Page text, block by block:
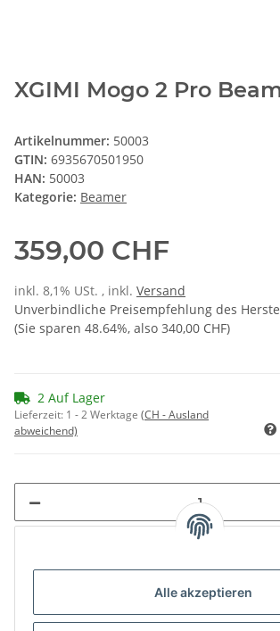
Alle akzeptieren
XGIMI Mogo 2 Pro
Artikelnummer: 50003
GTIN: 6935670501950
HAN: 50003
Kategorie: Beamer
359,00 CHF
inkl. 8,1% USt. , inkl. Versand
Unverbindliche Preisempfehlung des
(Sie sparen 48.64%, also 340,00 CHF)
2 Auf Lager
Lieferzeit: 1 - 2 Werktage (CH - Ausland
abweichend)
Komponenten werden geladen